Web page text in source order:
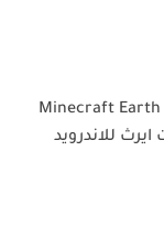
تنزيل لعبة Minecraft Earth
للاندرويد